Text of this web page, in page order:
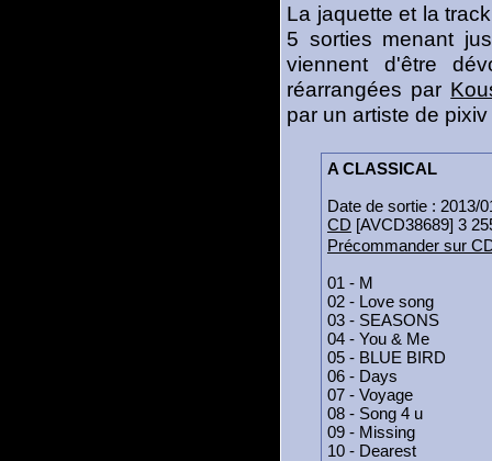
La jaquette et la
5 sorties menant
viennent d'être
réarrangées par
par un artiste de
A CLASSICAL
Date de sortie : 2013/
CD [AVCD38689] 3
Précommander sur
01 - M
02 - Love song
03 - SEASONS
04 - You & Me
05 - BLUE BIRD
06 - Days
07 - Voyage
08 - Song 4 u
09 - Missing
10 - Dearest